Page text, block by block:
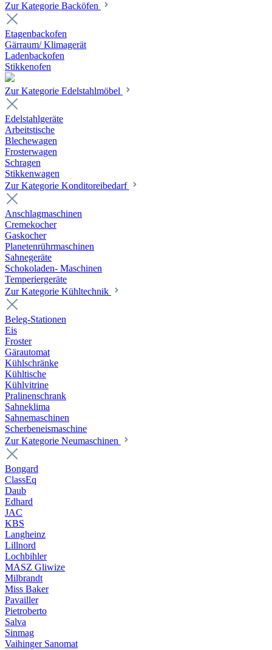
Zur Kategorie Backöfen
Etagenbackofen
Gärraum/ Klimagerät
Ladenbackofen
Stikkenofen
Zur Kategorie Edelstahlmöbel
Edelstahlgeräte
Arbeitstische
Blechewagen
Frosterwagen
Schragen
Stikkenwagen
Zur Kategorie Konditoreibedarf
Anschlagmaschinen
Cremekocher
Gaskocher
Planetenrührmaschinen
Sahnegeräte
Schokoladen- Maschinen
Temperiergeräte
Zur Kategorie Kühltechnik
Beleg-Stationen
Eis
Froster
Gärautomat
Kühlschränke
Kühltische
Kühlvitrine
Pralinenschrank
Sahneklima
Sahnemaschinen
Scherbeneismaschine
Zur Kategorie Neumaschinen
Bongard
ClassEq
Daub
Edhard
JAC
KBS
Langheinz
Lillnord
Lochbihler
MASZ Gliwize
Milbrandt
Miss Baker
Pavailler
Pietroberto
Salva
Sinmag
Vaihinger Sanomat